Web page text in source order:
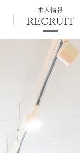
求人情報
RECRUIT